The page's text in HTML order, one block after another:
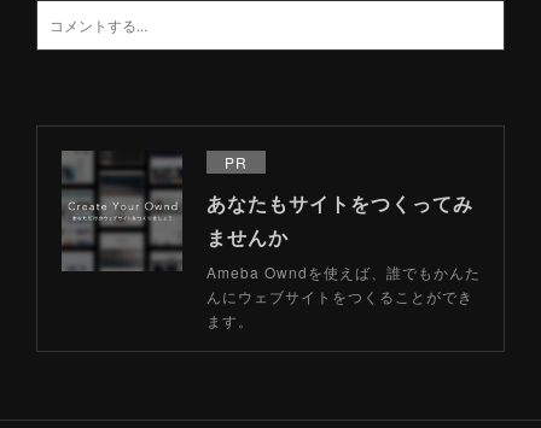
PR
あなたもサイトをつくってみ
ませんか
Ameba Owndを使えば、誰でもかんた
んにウェブサイトをつくることができ
ます。